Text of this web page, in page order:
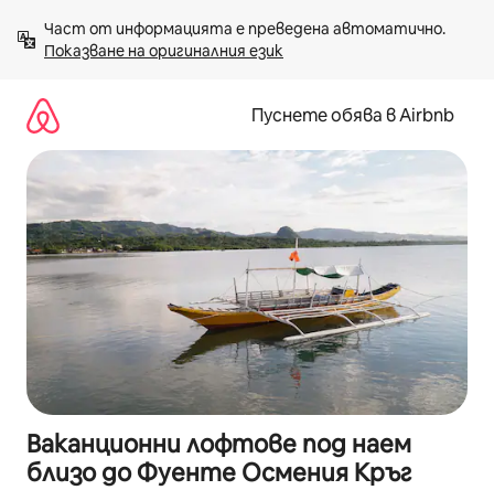
към
съдържанието
Показване на оригиналния език
Пуснете обява в Airbnb
Ваканционни лофтове под наем
близо до Фуенте Осмения Кръг